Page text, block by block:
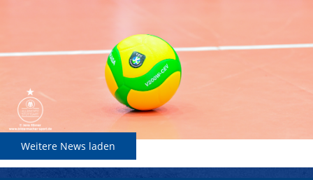
Weitere News laden